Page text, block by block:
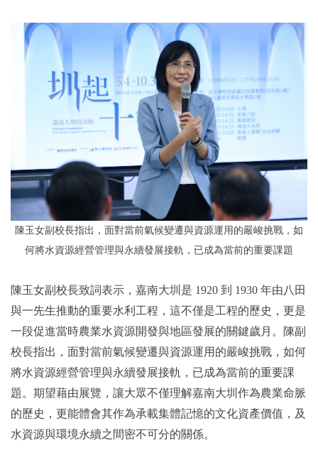
陳玉女副校長指出，面對當前氣候變遷與資源運用的嚴峻挑戰，如
何將水資源經營管理與永續發展接軌，已成為當前的重要課題
陳玉女副校長致詞表示，嘉南大圳是 1920 到 1930 年由八田
與一先生推動的重要水利工程，這不僅是工程的歷史，更是
一段促進當時農業水資源開發與地區發展的關鍵歲月。陳副
校長指出，面對當前氣候變遷與資源運用的嚴峻挑戰，如何
將水資源經營管理與永續發展接軌，已成為當前的重要課
題。期望藉由展覽，讓大眾不僅理解嘉南大圳作為農業命脈
的歷史，更能體會其作為承載集體記憶的文化資產價值，及
水資源與環境永續之間密不可分的關係。